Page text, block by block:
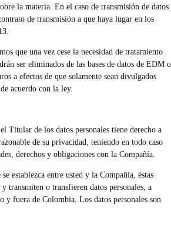
la materia. En el caso de transmisión de datos
de transmisión a que haya lugar en los
que una vez cese la necesidad de tratamiento
ser eliminados de las bases de datos de EDM o
a efectos de que solamente sean divulgados
acuerdo con la ley.
Titular de los datos personales tiene derecho a
de su privacidad, teniendo en todo caso
derechos y obligaciones con la Compañía.
establezca entre usted y la Compañía, éstas
transmiten o transfieren datos personales, a
y fuera de Colombia. Los datos personales son